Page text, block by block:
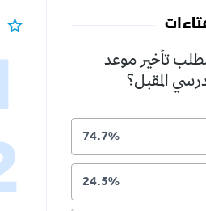
تأخير موعد
المقبل؟
74.7%
24.5%